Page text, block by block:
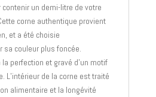
un demi-litre de votre
corne authentique provient
et a été choisie
sa couleur plus foncée.
la perfection et gravé d’un motif
L’intérieur de la corne est traité
alimentaire et la longévité